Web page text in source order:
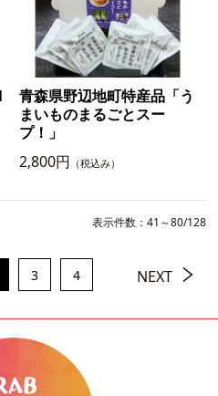
青森県野辺地町特産品「う
まいものまるごとスー
プ！」
2,800円 （税込み）
表示件数：41～80/128
NEXT
3 4